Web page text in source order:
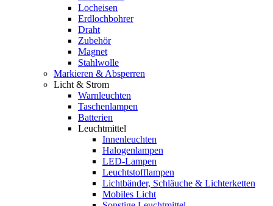
Locheisen
Erdlochbohrer
Draht
Zubehör
Magnet
Stahlwolle
Markieren & Absperren
Licht & Strom
Warnleuchten
Taschenlampen
Batterien
Leuchtmittel
Innenleuchten
Halogenlampen
LED-Lampen
Leuchtstofflampen
Lichtbänder, Schläuche & Lichterketten
Mobiles Licht